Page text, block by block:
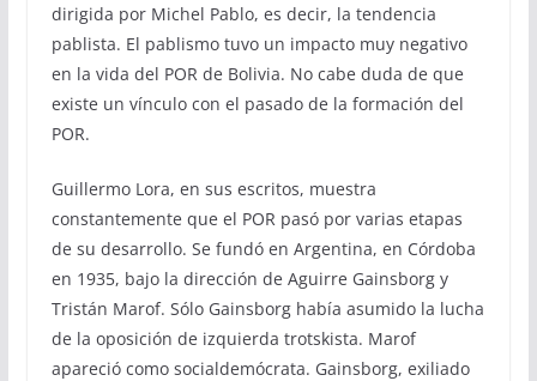
dirigida por Michel Pablo, es decir, la tendencia
pablista. El pablismo tuvo un impacto muy negativo
en la vida del POR de Bolivia. No cabe duda de que
existe un vínculo con el pasado de la formación del
POR.
Guillermo Lora, en sus escritos, muestra
constantemente que el POR pasó por varias etapas
de su desarrollo. Se fundó en Argentina, en Córdoba
en 1935, bajo la dirección de Aguirre Gainsborg y
Tristán Marof. Sólo Gainsborg había asumido la lucha
de la oposición de izquierda trotskista. Marof
apareció como socialdemócrata. Gainsborg, exiliado